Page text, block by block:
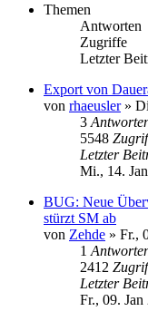
Themen
Antworten
Zugriffe
Letzter
Export von
von rhaeusler»
3
5548
Letzter
Mi., 14.
BUG: Neue
stürzt SM ab
von Zehde » Fr.,
1
2412
Letzter
Fr., 09.